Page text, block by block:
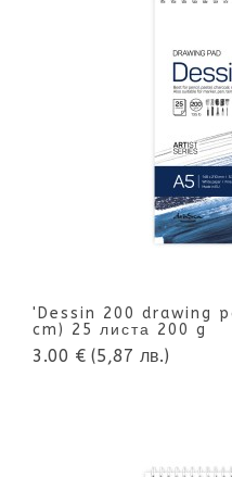
'Dessin 200 drawing
cm) 25 листа 200 g
3.00 € (5,87 лв.)